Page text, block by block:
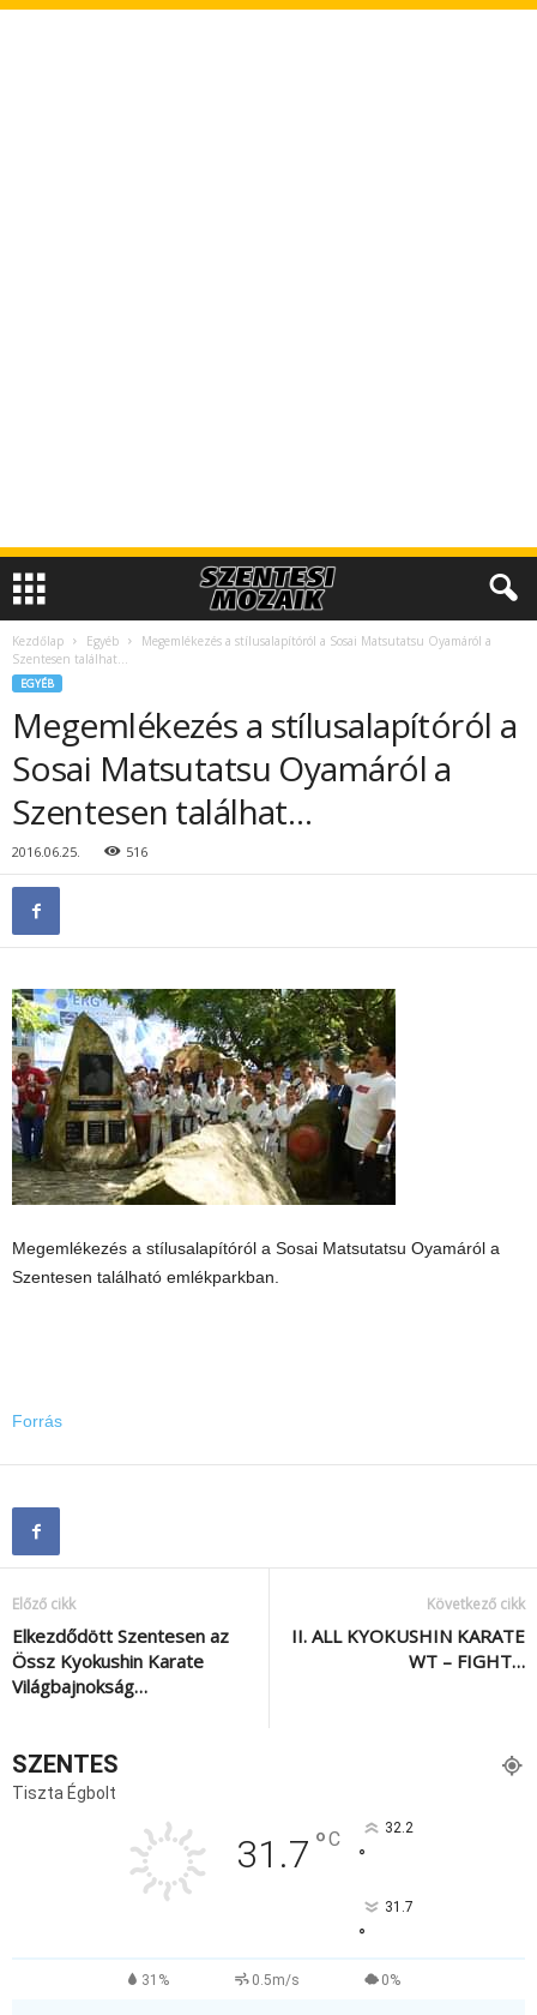
Kezdőlap Egyéb
Megemlékezés a stílusalapítóról a Sosai Matsutatsu Oyamáról a
Szentesen találhat…
EGYÉB
Megemlékezés a stílusalapítóról a
Sosai Matsutatsu Oyamáról a
Szentesen találhat…
2016.06.25. 516
Megemlékezés a stílusalapítóról a Sosai Matsutatsu Oyamáról a
Szentesen található emlékparkban.
Forrás
Előző cikk
Elkezdődött Szentesen az
Össz Kyokushin Karate
Világbajnokság…
Következő cikk
II. ALL KYOKUSHIN KARATE
WT – FIGHT…
SZENTES
Tiszta Égbolt
31.7 °C 32.2
°
31.7
°
31% 0.5m/s 0%